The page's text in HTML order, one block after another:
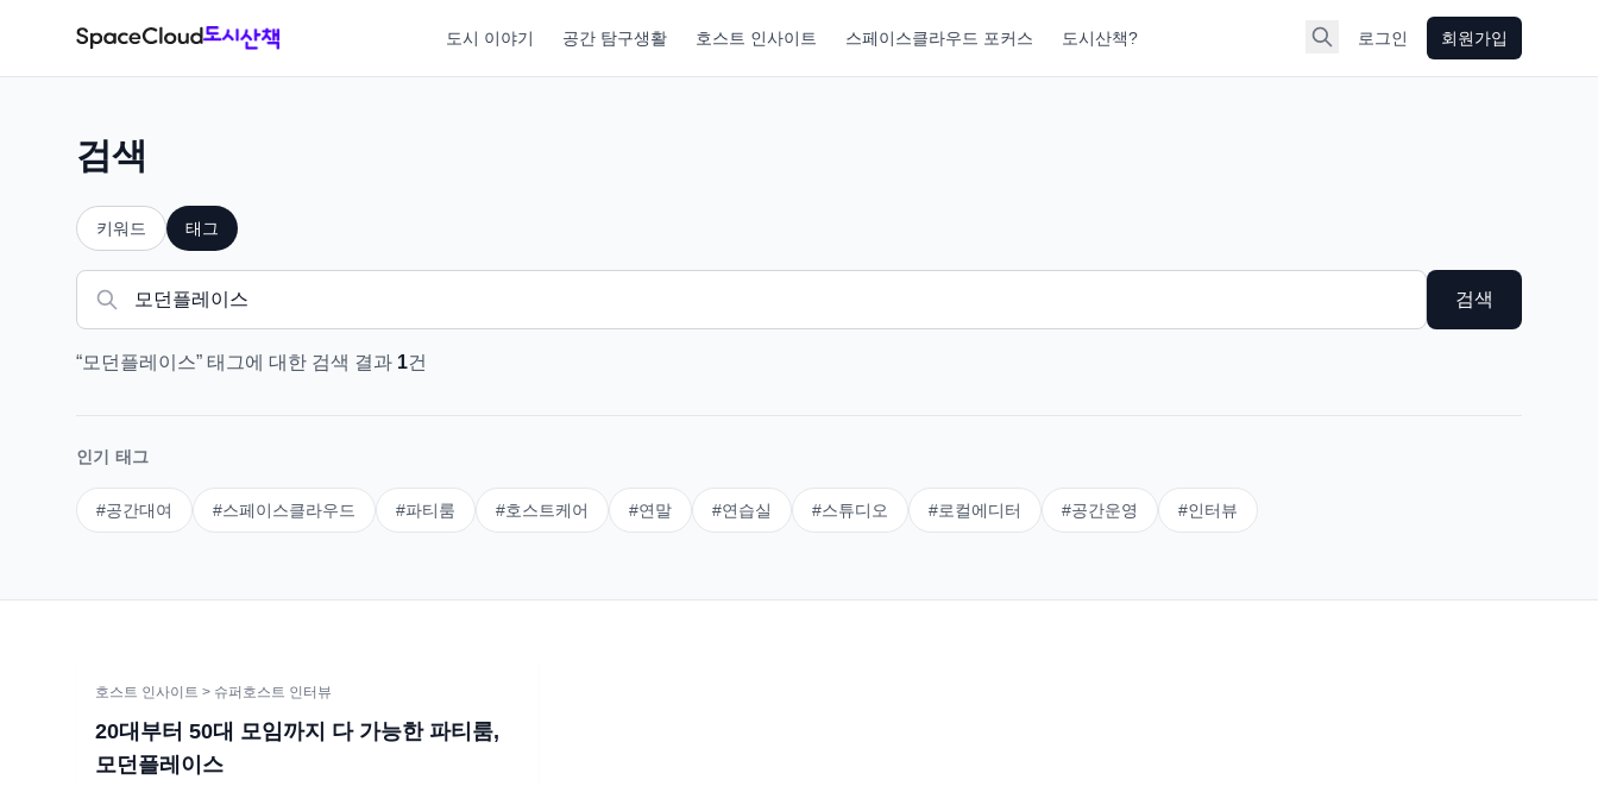
도시 이야기 공간 탐구생활 호스트 인사이트 스페이스클라우드 포커스 도시산책? 로그인 회원가입
검색
키워드 태그
검색
“모던플레이스” 태그에 대한 검색 결과 1건
인기 태그
#공간대여 #스페이스클라우드 #파티룸 #호스트케어 #연말 #연습실 #스튜디오 #로컬에디터 #공간운영 #인터뷰
호스트 인사이트 > 슈퍼호스트 인터뷰
20대부터 50대 모임까지 다 가능한 파티룸,
모던플레이스